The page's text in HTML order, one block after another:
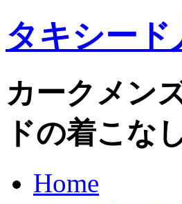
タキシー
カークメン
ドの着こな
Home